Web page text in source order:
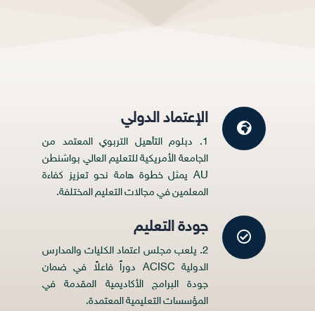
الإعتماد الدولي
1. دبلوم التأهيل التربوي المعتمد من
الجامعة الأمريكية للتعليم العالي بواشنطن
AU يمثل خطوة هامة نحو تعزيز كفاءة
المعلمين في مجالات التعليم المختلفة.
جودة التعليم
2. يلعب مجلس اعتماد الكليات والمدارس
الدولية ACISC دوراً فاعلاً في ضمان
جودة البرامج الأكاديمية المقدمة في
المؤسسات التعليمية المعتمدة.